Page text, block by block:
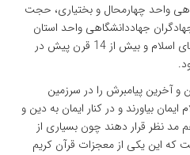
واحد چهارمحال و بختیاری، حجت
جهاددانشگاهی واحد استان
افزود: یکی از مواردی که در آموزه های اسلام و بیش از 14 قرن پیش در
و آخرین پیامبرش را در سرزمین
بیاورند و در کنار ایمان به دین و
مد نظر قرار دهند چون بسیاری از
که این یکی از معجزات قرآن کریم